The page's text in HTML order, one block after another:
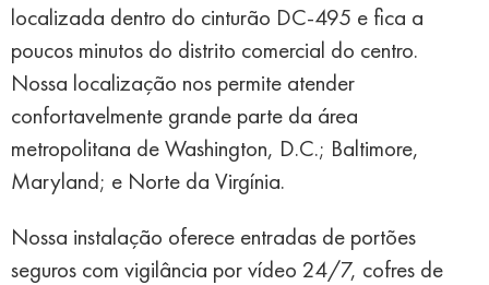
localizada dentro do cinturão DC-495 e fica a
poucos minutos do distrito comercial do centro.
Nossa localização nos permite atender
confortavelmente grande parte da área
metropolitana de Washington, D.C.; Baltimore,
Maryland; e Norte da Virgínia.
Nossa instalação oferece entradas de portões
seguros com vigilância por vídeo 24/7, cofres de